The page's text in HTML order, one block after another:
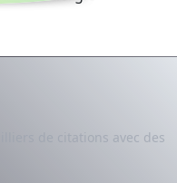
de citations avec des